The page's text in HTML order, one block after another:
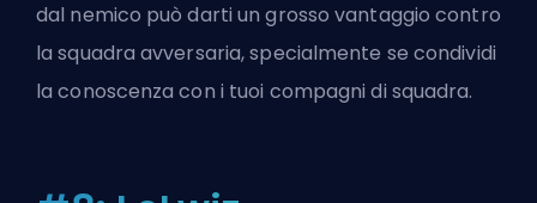
dal nemico può darti un grosso vantaggio contro
la squadra avversaria, specialmente se condividi
la conoscenza con i tuoi compagni di squadra.